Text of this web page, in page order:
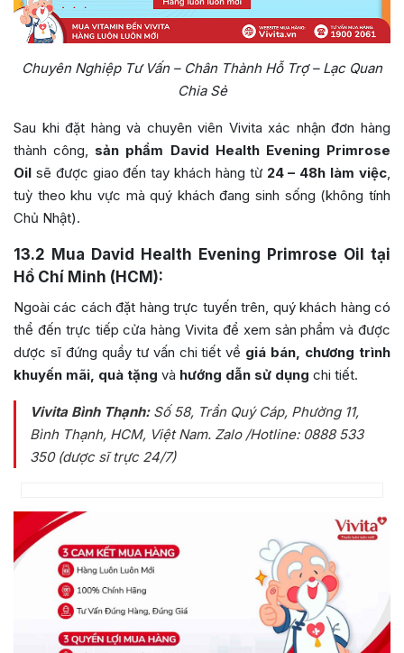
Chuyên Nghiệp Tư Vấn – Chân Thành Hỗ Trợ – Lạc Quan
Chia Sẻ
Sau khi đặt hàng và chuyên viên Vivita xác nhận đơn hàng
thành công, sản phẩm David Health Evening Primrose
Oil sẽ được giao đến tay khách hàng từ 24 – 48h làm việc,
tuỳ theo khu vực mà quý khách đang sinh sống (không tính
Chủ Nhật).
13.2 Mua David Health Evening Primrose Oil tại
Hồ Chí Minh (HCM):
Ngoài các cách đặt hàng trực tuyến trên, quý khách hàng có
thể đến trực tiếp cửa hàng Vivita để xem sản phẩm và được
dược sĩ đứng quầy tư vấn chi tiết về giá bán, chương trình
khuyến mãi, quà tặng và hướng dẫn sử dụng chi tiết.
Vivita Bình Thạnh:Số 58, Trần Quý Cáp, Phường 11,
Bình Thạnh, HCM, Việt Nam. Zalo /Hotline: 0888 533
350 (dược sĩ trực 24/7)